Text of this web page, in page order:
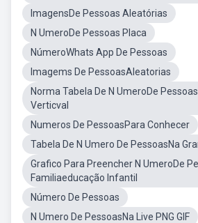
ImagensDe Pessoas Aleatórias
N UmeroDe Pessoas Placa
NúmeroWhats App De Pessoas
Imagems De PessoasAleatorias
Norma Tabela De N UmeroDe
Verticval
Numeros De PessoasPara Conhecer
Tabela De N Umero De PessoasNa
Grafico Para Preencher N UmeroDe
Familiaeducação Infantil
Número De Pessoas
N Umero De PessoasNa Live PNG GIF